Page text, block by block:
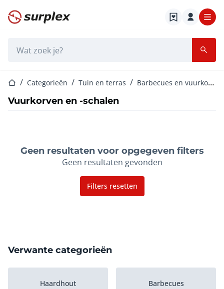
Startpagina
StartpaginaCategorieën Tuin en terras Barbecues en vuurkorven
Vuurkorven en -schalen
Geen resultaten voor opgegeven filters
Geen resultaten gevonden
Filters resetten
Verwante categorieën
Haardhout Barbecues